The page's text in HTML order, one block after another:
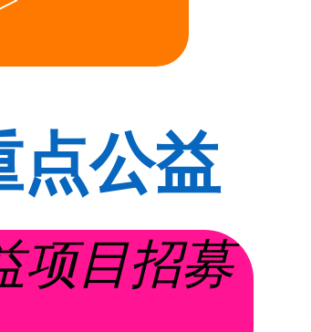
点公益
病怎